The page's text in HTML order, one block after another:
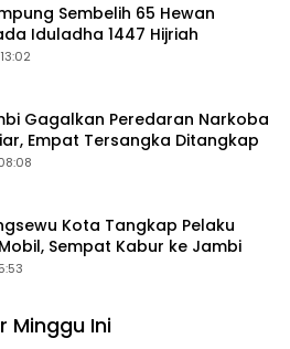
Sembelih 65 Hewan
Iduladha 1447 Hijriah
Gagalkan Peredaran Narkoba
Empat Tersangka Ditangkap
Kota Tangkap Pelaku
Sempat Kabur ke Jambi
Minggu Ini